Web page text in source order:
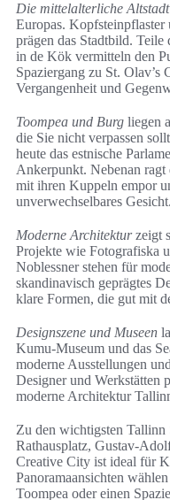
Die mittelalterliche Altstadt
Europas. Kopfsteinpflaster
prägen das Stadtbild.
in de Kök vermitteln den
Spaziergang zu St. Olav’s
Vergangenheit und
Toompea und Burg liegen
die Sie nicht verpassen
heute das estnische
Ankerpunkt. Nebenan
mit ihren Kuppeln empor
unverwechselbares Gesicht.
Moderne Architekturzeigt
Projekte wie Fotografiska
Noblessner stehen für
skandinavisch geprägtes
klare Formen, die gut mit
Designszene und Museen
Kumu-Museum und das
moderne Ausstellungen
Designer und Werkstätten
moderne Architektur
Zu den wichtigsten Tallinn
Rathausplatz, Gustav-
Creative City ist ideal für
Panoramaansichten
Toompea oder einen